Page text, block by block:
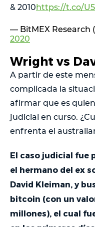
& 2010https://t.co/
— BitMEX Research
2020
Wright vs
A partir de este
complicada la
afirmar que es
judicial en curso.
enfrenta el
El caso judicial fue
el hermano del ex
David Kleiman, y
bitcoin (con un
millones), el cual